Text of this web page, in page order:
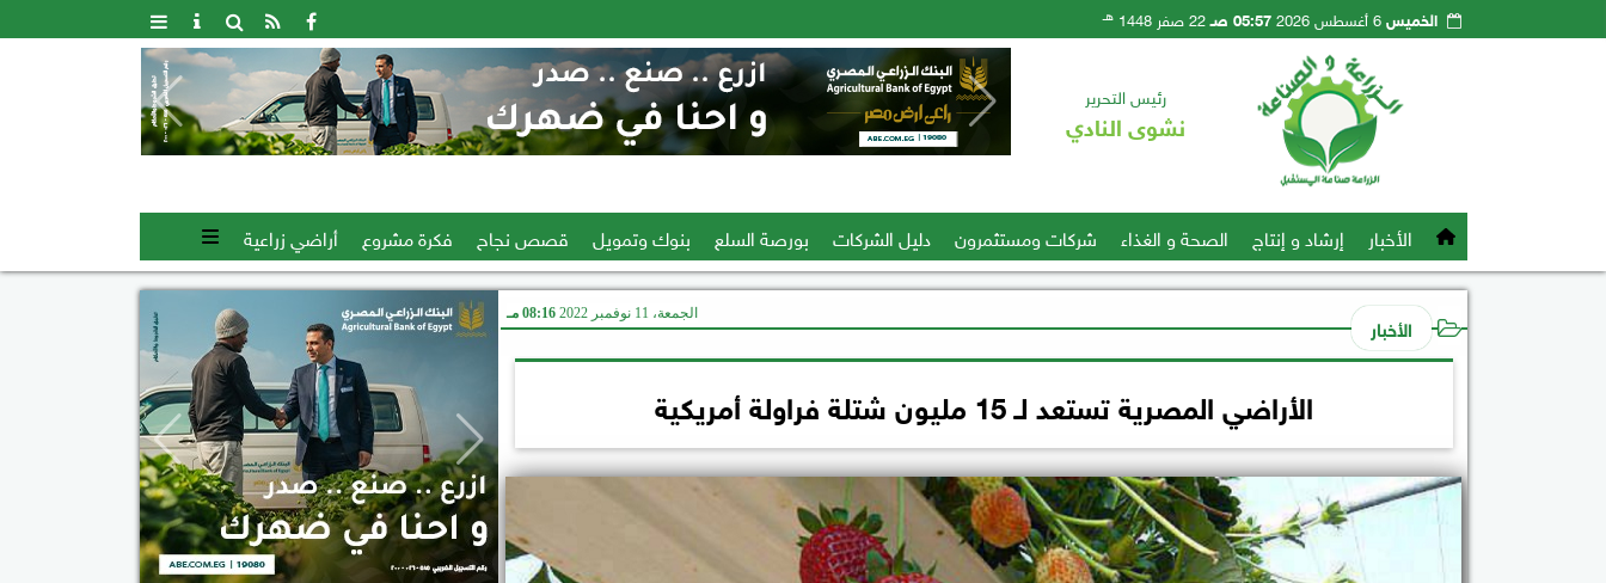
الخميس6 أغسطس 2026 05:57 صـ 22 صفر 1448 هـ
رئيس التحرير
نشوى النادي
الأخبار إرشاد و إنتاج الصحة و الغذاء شركات ومستثمرون دليل الشركات بورصة السلع بنوك وتمويل قصص نجاح فكرة مشروع أراضي زراعية
الأخبار الجمعة، 11 نوفمبر 2022 08:16 مـ
الأراضي المصرية تستعد لـ 15 مليون شتلة فراولة أمريكية